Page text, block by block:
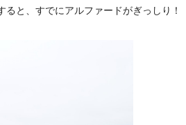
と、すでにアルファードがぎっしり！